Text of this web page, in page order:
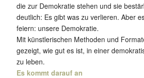
die zur Demokratie stehen und sie
deutlich: Es gibt was zu verlieren. Aber
feiern: unsere Demokratie.
Mit künstlerischen Methoden und
gezeigt, wie gut es ist, in einer
zu leben.
Es kommt darauf an